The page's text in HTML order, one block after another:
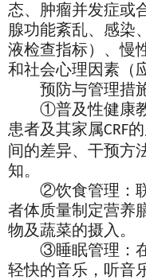
态、肿瘤并发症或
腺功能紊乱、感染
液检查指标）、慢
和社会心理因素（
预防与管理措
①普及性健康
患者及其家属CRF
间的差异、干预方
知。
②饮食管理：
者体质量制定营养
物及蔬菜的摄入。
③睡眠管理：
轻快的音乐，听音